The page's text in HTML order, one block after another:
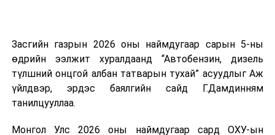
Засгийн газрын 2026 оны наймдугаар сарын 5-ны
өдрийн ээлжит хуралдаанд “Автобензин, дизель
түлшний онцгой албан татварын тухай” асуудлыг Аж
үйлдвэр, эрдэс баялгийн сайд Г.Дамдинням
танилцууллаа.
Монгол Улс 2026 оны наймдугаар сард ОХУ-ын